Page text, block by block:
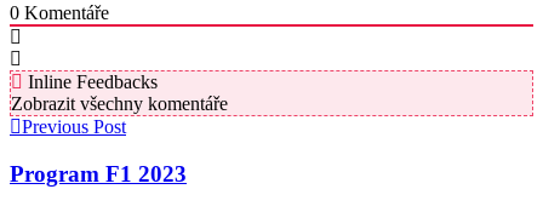
0 Komentáře
Inline Feedbacks
Zobrazit všechny komentáře
Previous Post
Program F1 2023